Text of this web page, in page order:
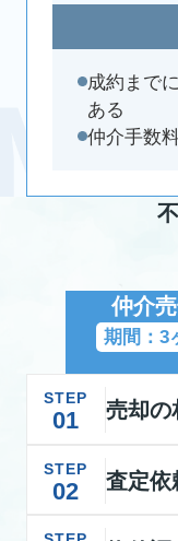
成約まで
ある
仲介手数
仲介
期間：3
STEP
01 売却の
STEP
02 査定依